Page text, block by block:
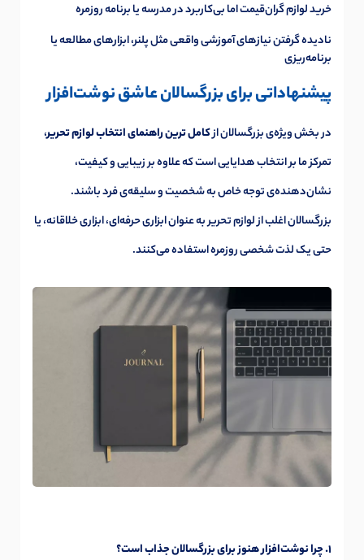
خرید لوازم گران‌قیمت اما بی‌کاربرد در مدرسه یا برنامه روزمره
نادیده گرفتن نیازهای آموزشی واقعی مثل پلنر، ابزارهای مطالعه یا
برنامه‌ریزی
پیشنهاداتی برای بزرگسالان عاشق نوشت‌افزار
در بخش ویژه‌ی بزرگسالان ازکامل ترین راهنمای انتخاب لوازم تحریر،
تمرکز ما بر انتخاب هدایایی است که علاوه بر زیبایی و کیفیت،
نشان‌دهنده‌ی توجه خاص به شخصیت و سلیقه‌ی فرد باشند.
بزرگسالان اغلب از لوازم تحریر به عنوان ابزاری حرفه‌ای، ابزاری خلاقانه، یا
حتی یک لذت شخصی روزمره استفاده می‌کنند.
1. چرا نوشت‌افزار هنوز برای بزرگسالان جذاب است؟